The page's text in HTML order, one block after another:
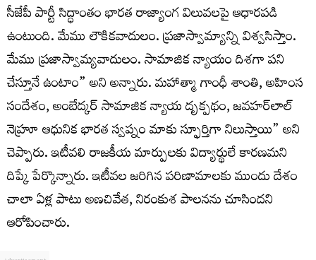
సీజేపీ పార్టీ సిద్ధాంతం భారత రాజ్యాంగ విలువలపై ఆధారపడి
ఉంటుంది. మేము లౌకికవాదులం. ప్రజాస్వామ్యాన్ని విశ్వసిస్తాం.
మేము ప్రజాస్వామ్యవాదులం. సామాజిక న్యాయం దిశగా పని
చేస్తూనే ఉంటాం” అని అన్నారు. మహాత్మా గాంధీ శాంతి, అహింస
సందేశం, అంబేద్కర్ సామాజిక న్యాయ దృక్పథం, జవహర్‌లాల్
నెహ్రూ ఆధునిక భారత స్వప్నం మాకు స్ఫూర్తిగా నిలుస్తాయి” అని
చెప్పారు. ఇటీవలి రాజకీయ మార్పులకు విద్యార్థులే కారణమని
దిప్కే పేర్కొన్నారు. ఇటీవల జరిగిన పరిణామాలకు ముందు దేశం
చాలా ఏళ్ల పాటు అణచివేత, నిరంకుశ పాలనను చూసిందని
ఆరోపించారు.